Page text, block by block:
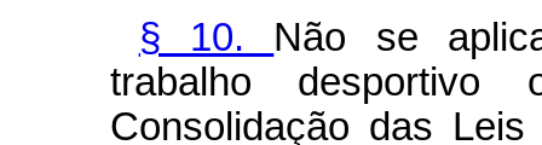
§ 10. Não se
trabalho
Consolidação das